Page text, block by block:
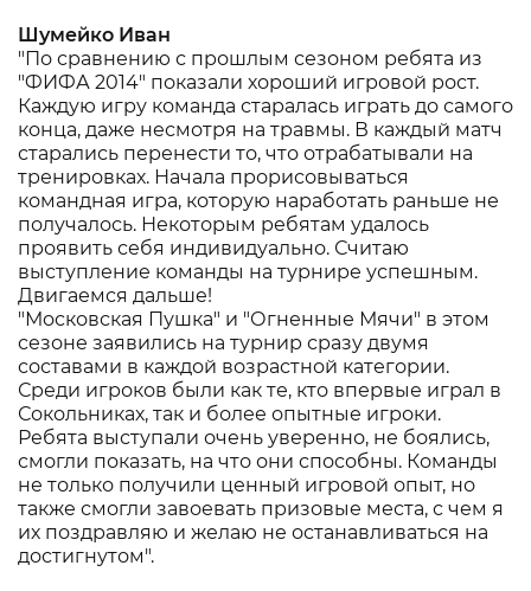
Шумейко Иван
"По сравнению с прошлым сезоном ребята из
"ФИФА 2014" показали хороший игровой рост.
Каждую игру команда старалась играть до самого
конца, даже несмотря на травмы. В каждый матч
старались перенести то, что отрабатывали на
тренировках. Начала прорисовываться
командная игра, которую наработать раньше не
получалось. Некоторым ребятам удалось
проявить себя индивидуально. Считаю
выступление команды на турнире успешным.
Двигаемся дальше!
"Московская Пушка" и "Огненные Мячи" в этом
сезоне заявились на турнир сразу двумя
составами в каждой возрастной категории.
Среди игроков были как те, кто впервые играл в
Сокольниках, так и более опытные игроки.
Ребята выступали очень уверенно, не боялись,
смогли показать, на что они способны. Команды
не только получили ценный игровой опыт, но
также смогли завоевать призовые места, с чем я
их поздравляю и желаю не останавливаться на
достигнутом".